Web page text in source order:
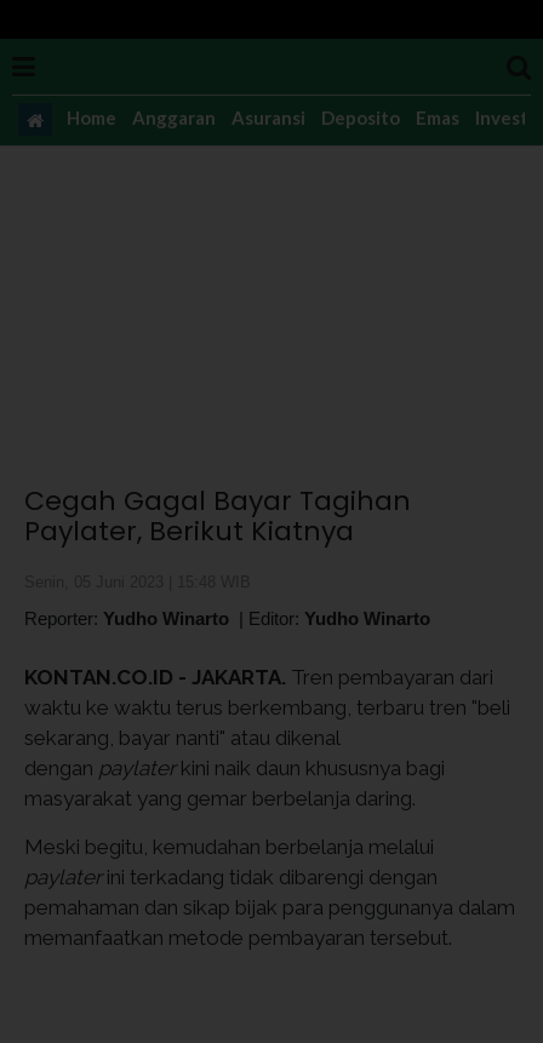
Home Anggaran Asuransi Deposito Emas
Cegah Gagal Bayar Tagihan
Paylater, Berikut Kiatnya
Reporter: Yudho Winarto | Editor: Yudho Winarto
KONTAN.CO.ID - JAKARTA. Tren pembayaran dari
waktu ke waktu terus berkembang, terbaru tren "beli
sekarang, bayar nanti" atau dikenal
dengan paylaterkini naik daun khususnya bagi
masyarakat yang gemar berbelanja daring.
Meski begitu, kemudahan berbelanja melalui
paylaterini terkadang tidak dibarengi dengan
pemahaman dan sikap bijak para penggunanya dalam
memanfaatkan metode pembayaran tersebut.